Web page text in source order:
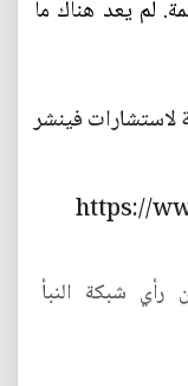
لم يعد هناك ما
لاستشارات فينشر
https://
رأي شبكة النبأ